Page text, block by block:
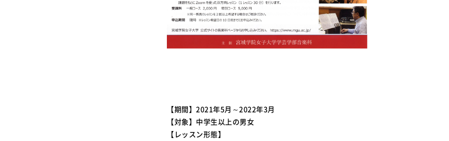
【期間】2021年5月～2022年3月
【対象】中学生以上の男女
【レッスン形態】